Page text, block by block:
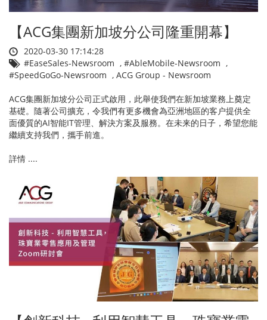
【ACG集團新加坡分公司隆重開幕】
2020-03-30 17:14:28
#EaseSales-Newsroom , #AbleMobile-Newsroom ,
#SpeedGoGo-Newsroom , ACG Group - Newsroom
ACG集團新加坡分公司正式啟用，此舉使我們在新加坡業務上奠定
基礎。隨著公司擴充，令我們有更多機會為亞洲地區的客户提供全
面優質的AI智能IT管理、解決方案及服務。在未来的日子，希望您能
繼續支持我們，攜手前進。
詳情 ....